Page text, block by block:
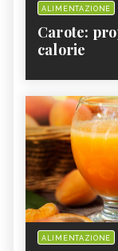
ALIMENTAZIONE
Carote:
calorie
ALIMENTAZIONE